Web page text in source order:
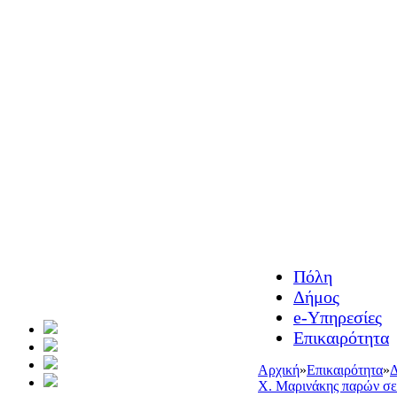
Πόλη
Δήμος
e-Υπηρεσίες
Επικαιρότητα
Αρχική»Επικαιρότητα»
Χ. Μαρινάκης παρών